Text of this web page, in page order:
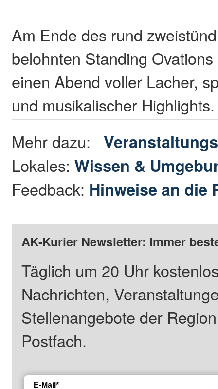
Am Ende des rund
belohnten Standing
einen Abend voller Lacher,
und musikalischer Highlights.
Mehr dazu:
Lokales:Wissen &
Feedback: Hinweise an die
AK-Kurier Newsletter: Immer
Täglich um 20 Uhr
Nachrichten,
Stellenangebote der
Postfach.
E-Mail*